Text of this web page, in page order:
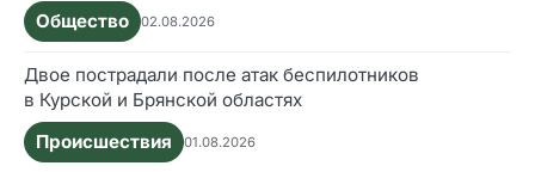
Общество
02.08.2026
Двое пострадали после атак беспилотников
в Курской и Брянской областях
Происшествия
01.08.2026